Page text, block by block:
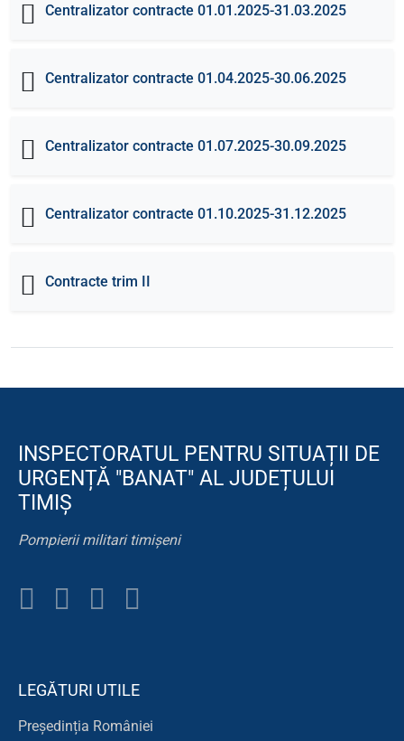
Centralizator contracte 01.01.2025-31.03.2025
Centralizator contracte 01.04.2025-30.06.2025
Centralizator contracte 01.07.2025-30.09.2025
Centralizator contracte 01.10.2025-31.12.2025
Contracte trim II
INSPECTORATUL PENTRU SITUAȚII DE
URGENȚĂ "BANAT" AL JUDEȚULUI
TIMIȘ
Pompierii militari timișeni
LEGĂTURI UTILE
Președinția României